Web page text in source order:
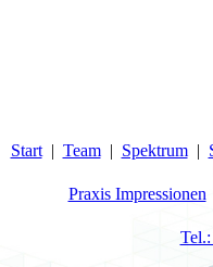
Start Team Spektrum
Praxis Impressionen